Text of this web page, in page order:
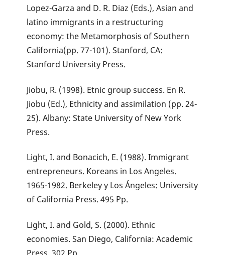
Lopez-Garza and D. R. Diaz (Eds.), Asian and
latino immigrants in a restructuring
economy: the Metamorphosis of Southern
California(pp. 77-101). Stanford, CA:
Stanford University Press.
Jiobu, R. (1998). Etnic group success. En R.
Jiobu (Ed.), Ethnicity and assimilation (pp. 24-
25). Albany: State University of New York
Press.
Light, I. and Bonacich, E. (1988). Immigrant
entrepreneurs. Koreans in Los Angeles.
1965-1982. Berkeley y Los Ángeles: University
of California Press. 495 Pp.
Light, I. and Gold, S. (2000). Ethnic
economies. San Diego, California: Academic